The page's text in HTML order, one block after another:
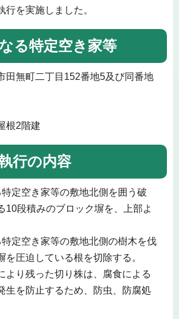
行を実施しました。
る特定空き家等
田無町二丁目152番地5及び同番地
根2階建
行の内容
特定空き家等の敷地北側を囲う破
10段積みのブロック塀を、上部よ
特定空き家等の敷地北側の樹木を伐
を圧迫している根を切除する。
り残った切り株は、腐食による
生を防止するため、防虫、防腐処